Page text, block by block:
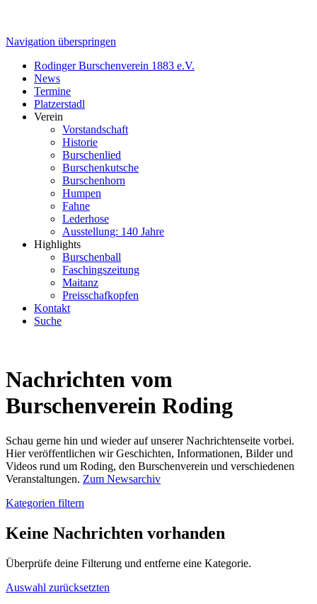
Navigation überspringen
Rodinger Burschenverein 1883 e.V.
News
Termine
Platzerstadl
Verein
Vorstandschaft
Historie
Burschenlied
Burschenkutsche
Burschenhorn
Humpen
Fahne
Lederhose
Ausstellung: 140 Jahre
Highlights
Burschenball
Faschingszeitung
Maitanz
Preisschafkopfen
Kontakt
Suche
Nachrichten vom
Burschenverein Roding
Schau gerne hin und wieder auf unserer Nachrichtenseite vorbei.
Hier veröffentlichen wir Geschichten, Informationen, Bilder und
Videos rund um Roding, den Burschenverein und verschiedenen
Veranstaltungen. Zum Newsarchiv
Kategorien filtern
Keine Nachrichten vorhanden
Überprüfe deine Filterung und entferne eine Kategorie.
Auswahl zurücksetzten